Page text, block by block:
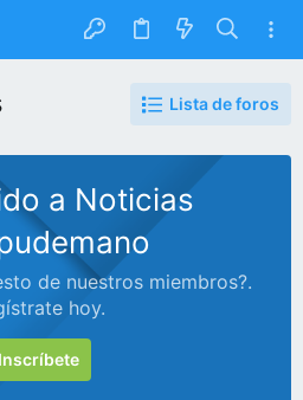
Lista de foros
a Noticias
de nuestros miembros?.
hoy.
Inscríbete